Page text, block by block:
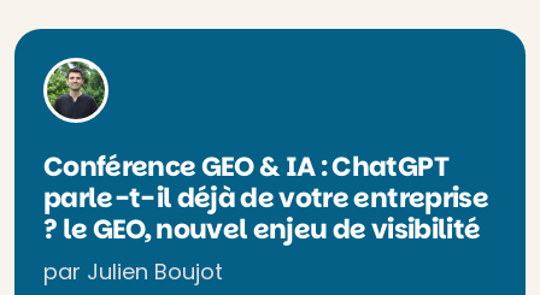
Conférence GEO & IA : ChatGPT
parle-t-il déjà de votre entreprise
? le GEO, nouvel enjeu de visibilité
par Julien Boujot